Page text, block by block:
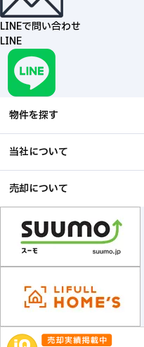
LINEで問い合わせ
LINE
物件を探す
当社について
売却について